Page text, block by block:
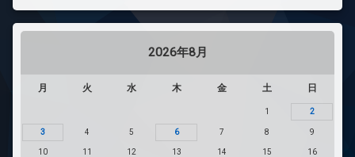
2026年8月
月 火 水 木 金 土 日
1 2
3 4 5 6 7 8 9
10 11 12 13 14 15 16